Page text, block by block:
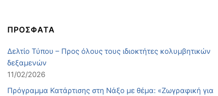
ΠΡΟΣΦΑΤΑ
Δελτίο Τύπου – Προς όλους τους ιδιοκτήτες κολυμβητικών
δεξαμενών
11/02/2026
Πρόγραμμα Κατάρτισης στη Νάξο με θέμα: «Ζωγραφική για